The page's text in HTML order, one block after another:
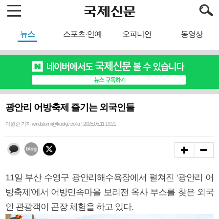
뉴스 스포츠·연예 오피니언 동영상
광안리 어방축제 즐기는 외국인들
이원준 기자 windstorm@kookje.co.kr | 2025.05.11 19:21
11일 부산 수영구 광안리해수욕장에서 펼쳐진 ‘광안리 어
방축제’에서 어방민속마을 보리전 옥사 부스를 찾은 외국
인 관광객이 곤장 체험을 하고 있다.